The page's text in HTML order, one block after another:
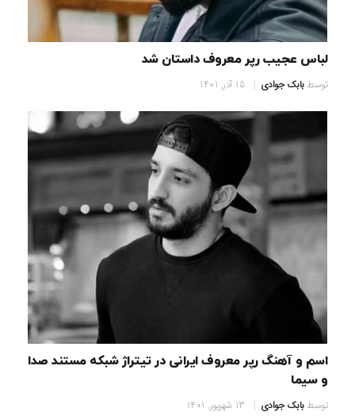
لباس عجیب رپر معروف داستان شد
توسطبابک جوادی 15 آذر, 1401
اسم و آهنگ رپر معروف ایرانی در تیتراژ شبکه مستند صدا
و سیما
توسطبابک جوادی 13 شهریور, 1401